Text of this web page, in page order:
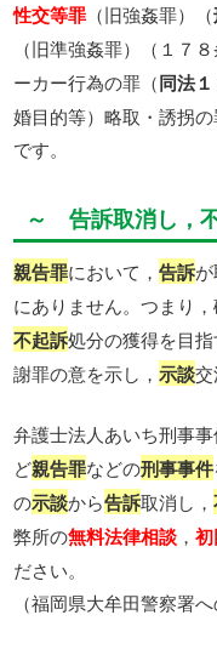
性交等罪 （旧強姦罪）（
（旧準強姦罪）（１７
ーカー行為の罪（同法
婚目的等）略取・誘拐
です。
～ 告訴取消し，
親告罪において，告訴
にありません。つまり
不起訴処分の獲得を目
謝罪の意を示し，示談
弁護士法人あいち刑事
ど親告罪などの刑事事件
の示談から告訴取消し，
弊所の無料法律相談 ，
ださい。
（福岡県大牟田警察署